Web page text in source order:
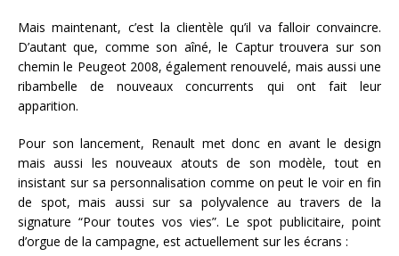
Mais maintenant, c’est la clientèle qu’il va falloir convaincre.
D’autant que, comme son aîné, le Captur trouvera sur son
chemin le Peugeot 2008, également renouvelé, mais aussi une
ribambelle de nouveaux concurrents qui ont fait leur
apparition.
Pour son lancement, Renault met donc en avant le design
mais aussi les nouveaux atouts de son modèle, tout en
insistant sur sa personnalisation comme on peut le voir en fin
de spot, mais aussi sur sa polyvalence au travers de la
signature “Pour toutes vos vies”. Le spot publicitaire, point
d’orgue de la campagne, est actuellement sur les écrans :